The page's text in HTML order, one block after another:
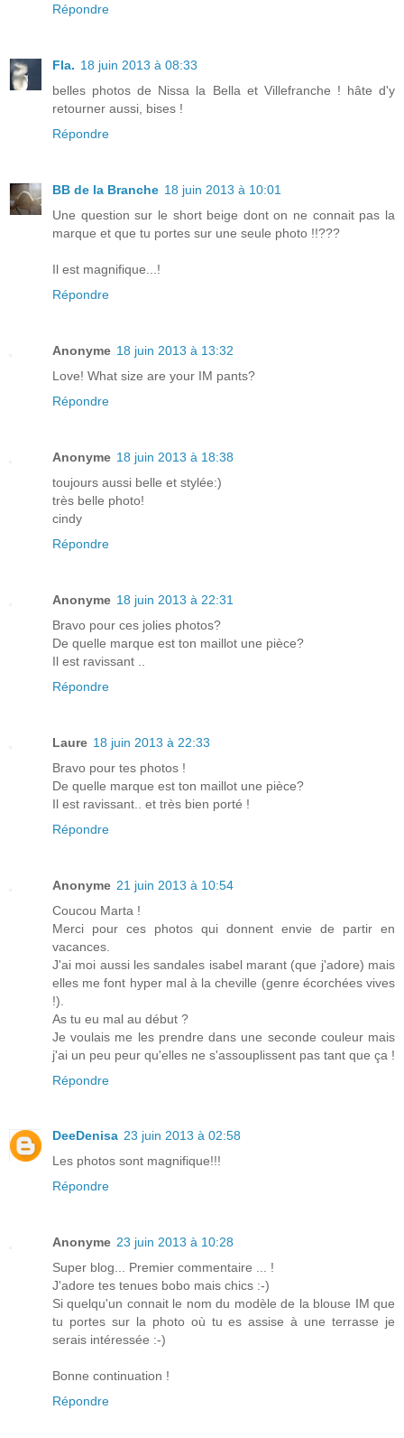
Répondre
Fla. 18 juin 2013 à 08:33
belles photos de Nissa la Bella et Villefranche ! hâte d'y
retourner aussi, bises !
Répondre
BB de la Branche 18 juin 2013 à 10:01
Une question sur le short beige dont on ne connait pas la
marque et que tu portes sur une seule photo !!???
Il est magnifique...!
Répondre
Anonyme 18 juin 2013 à 13:32
Love! What size are your IM pants?
Répondre
Anonyme 18 juin 2013 à 18:38
toujours aussi belle et stylée:)
très belle photo!
cindy
Répondre
Anonyme 18 juin 2013 à 22:31
Bravo pour ces jolies photos?
De quelle marque est ton maillot une pièce?
Il est ravissant ..
Répondre
Laure 18 juin 2013 à 22:33
Bravo pour tes photos !
De quelle marque est ton maillot une pièce?
Il est ravissant.. et très bien porté !
Répondre
Anonyme 21 juin 2013 à 10:54
Coucou Marta !
Merci pour ces photos qui donnent envie de partir en
vacances.
J'ai moi aussi les sandales isabel marant (que j'adore) mais
elles me font hyper mal à la cheville (genre écorchées vives
!).
As tu eu mal au début ?
Je voulais me les prendre dans une seconde couleur mais
j'ai un peu peur qu'elles ne s'assouplissent pas tant que ça !
Répondre
DeeDenisa 23 juin 2013 à 02:58
Les photos sont magnifique!!!
Répondre
Anonyme 23 juin 2013 à 10:28
Super blog... Premier commentaire ... !
J'adore tes tenues bobo mais chics :-)
Si quelqu'un connait le nom du modèle de la blouse IM que
tu portes sur la photo où tu es assise à une terrasse je
serais intéressée :-)
Bonne continuation !
Répondre